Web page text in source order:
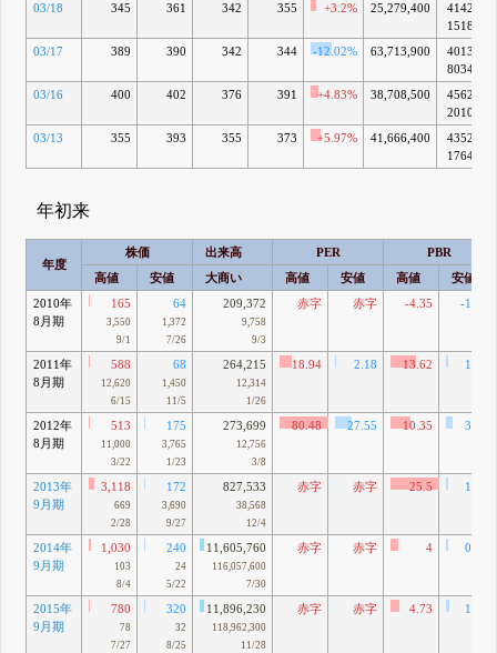
03/18
345 361 342 355 +3.2% 25,279,400
4142億
1518万
03/17
389 390 342 344 -12.02% 63,713,900
4013億
8034万
03/16
400 402 376 391 +4.83% 38,708,500
4562億
2010万
03/13
355 393 355 373 +5.97% 41,666,400
4352億
1764万
年初来
年度
株価 出来高 PER
PBR
高値
安値 大商い 高値 安値 高値
安値
2010年
8月期
165
3,550
9/1
64
1,372
7/26
209,372
9,758
9/3
赤字 赤字 -4.35 -1.68
2011年
8月期
588
12,620
6/15
68
1,450
11/5
264,215
12,314
1/26
18.94 2.18 13.62 1.57
2012年
8月期
513
11,000
3/22
175
3,765
1/23
273,699
12,756
3/8
80.48 27.55 10.35 3.54
2013年
9月期
3,118
669
2/28
172
3,690
9/27
827,533
38,568
12/4
赤字 赤字 25.5 1.41
2014年
9月期
1,030
103
8/4
240
24
5/22
11,605,760
116,057,600
7/30
赤字 赤字 4 0.93
2015年
9月期
780
78
7/27
320
32
8/25
11,896,230
118,962,300
11/28
赤字 赤字 4.73 1.94